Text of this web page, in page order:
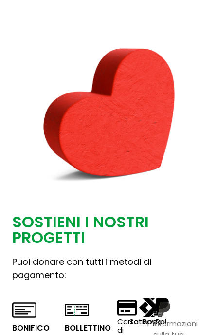
SOSTIENI I NOSTRI
PROGETTI
Puoi donare con tutti i metodi di
pagamento:
BONIFICO
BOLLETTINO
Carta
di
Satispay
PayPal
Per
informazioni